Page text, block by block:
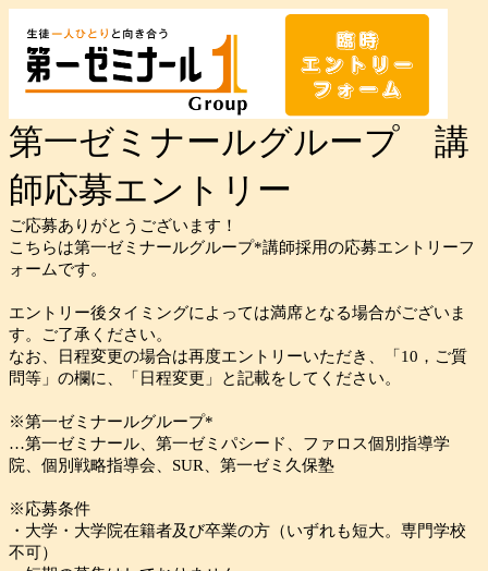
第一ゼミナールグループ 講
師応募エントリー
ご応募ありがとうございます！
こちらは第一ゼミナールグループ*講師採用の応募エントリーフ
ォームです。
エントリー後タイミングによっては満席となる場合がございま
す。ご了承ください。
なお、日程変更の場合は再度エントリーいただき、「10，ご質
問等」の欄に、「日程変更」と記載をしてください。
※第一ゼミナールグループ*
…第一ゼミナール、第一ゼミパシード、ファロス個別指導学
院、個別戦略指導会、SUR、第一ゼミ久保塾
※応募条件
・大学・大学院在籍者及び卒業の方（いずれも短大。専門学校
不可）